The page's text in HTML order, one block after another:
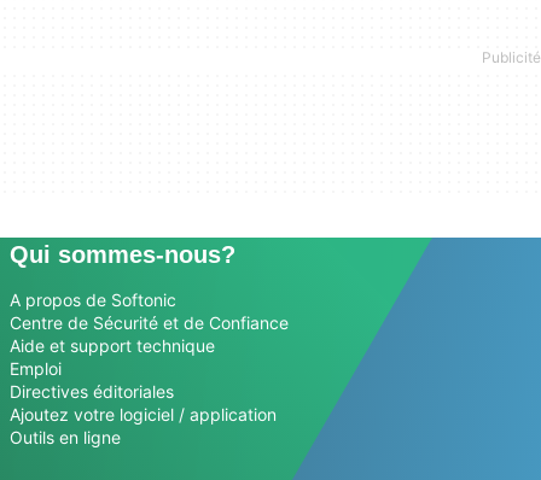
Qui sommes-nous?
A propos de Softonic
Centre de Sécurité et de Confiance
Aide et support technique
Emploi
Directives éditoriales
Ajoutez votre logiciel / application
Outils en ligne